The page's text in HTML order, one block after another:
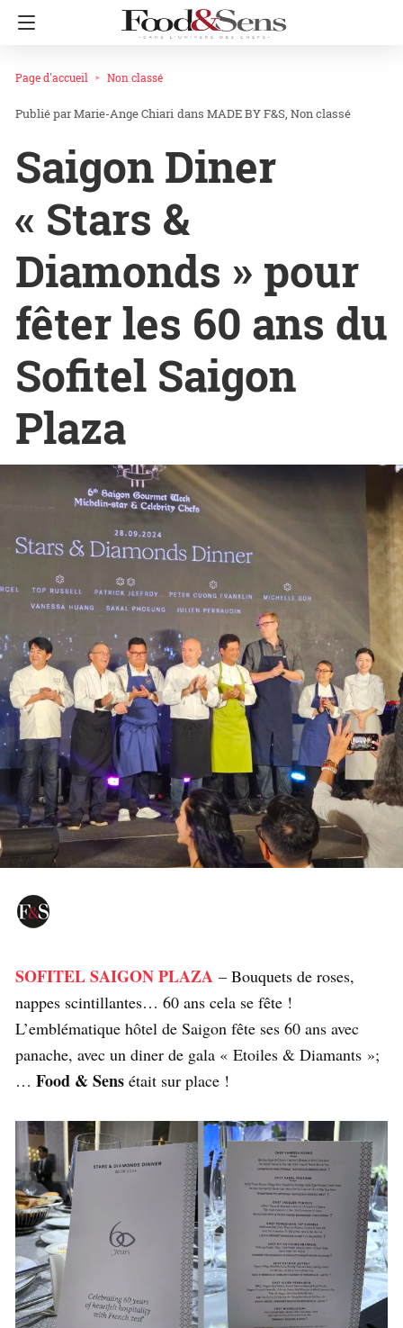
Page d'accueil Non classé
Marie-Ange Chiari dans MADE BY F&S Non classé
Saigon Diner
« Stars &
Diamonds » pour
fêter les 60 ans du
Sofitel Saigon
Plaza
SOFITEL SAIGON PLAZA – Bouquets de roses,
nappes scintillantes… 60 ans cela se fête !
L’emblématique hôtel de Saigon fête ses 60 ans avec
panache, avec un diner de gala « Etoiles & Diamants »;
… Food & Sens était sur place !